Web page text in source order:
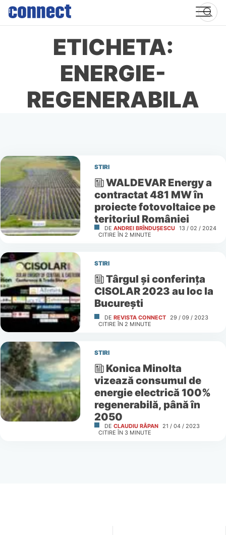
Skip
content
ETICHETA:
ENERGIE-
REGENERABILA
STIRI
WALDEVAR Energy a
contractat 481 MW în
proiecte fotovoltaice pe
teritoriul României
DE ANDREI BRÎNDUȘESCU 13 / 02 / 2024
CITIRE ÎN 2 MINUTE
STIRI
Târgul și conferința
CISOLAR 2023 au loc la
București
DE REVISTA CONNECT 29 / 09 / 2023
CITIRE ÎN 2 MINUTE
STIRI
Konica Minolta
vizează consumul de
energie electrică 100%
regenerabilă, până în
2050
DE CLAUDIU RÂPAN 21 / 04 / 2023
CITIRE ÎN 3 MINUTE